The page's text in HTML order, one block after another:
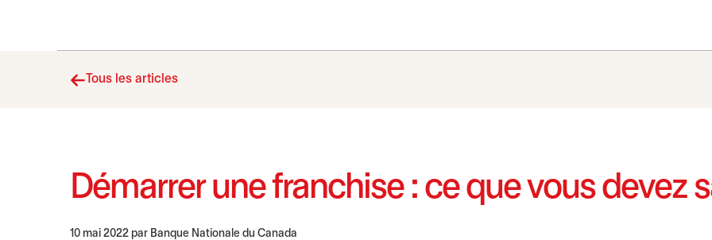
Tous les articles
Démarrer une franchise : ce que vous devez
10 mai 2022 par Banque Nationale du Canada